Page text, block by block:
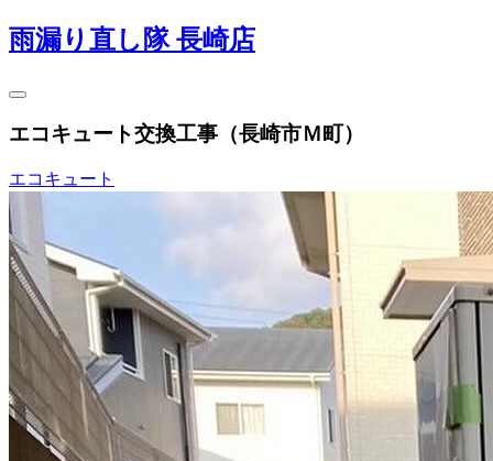
雨漏り直し隊 長崎店
エコキュート交換工事（長崎市Ｍ町）
エコキュート